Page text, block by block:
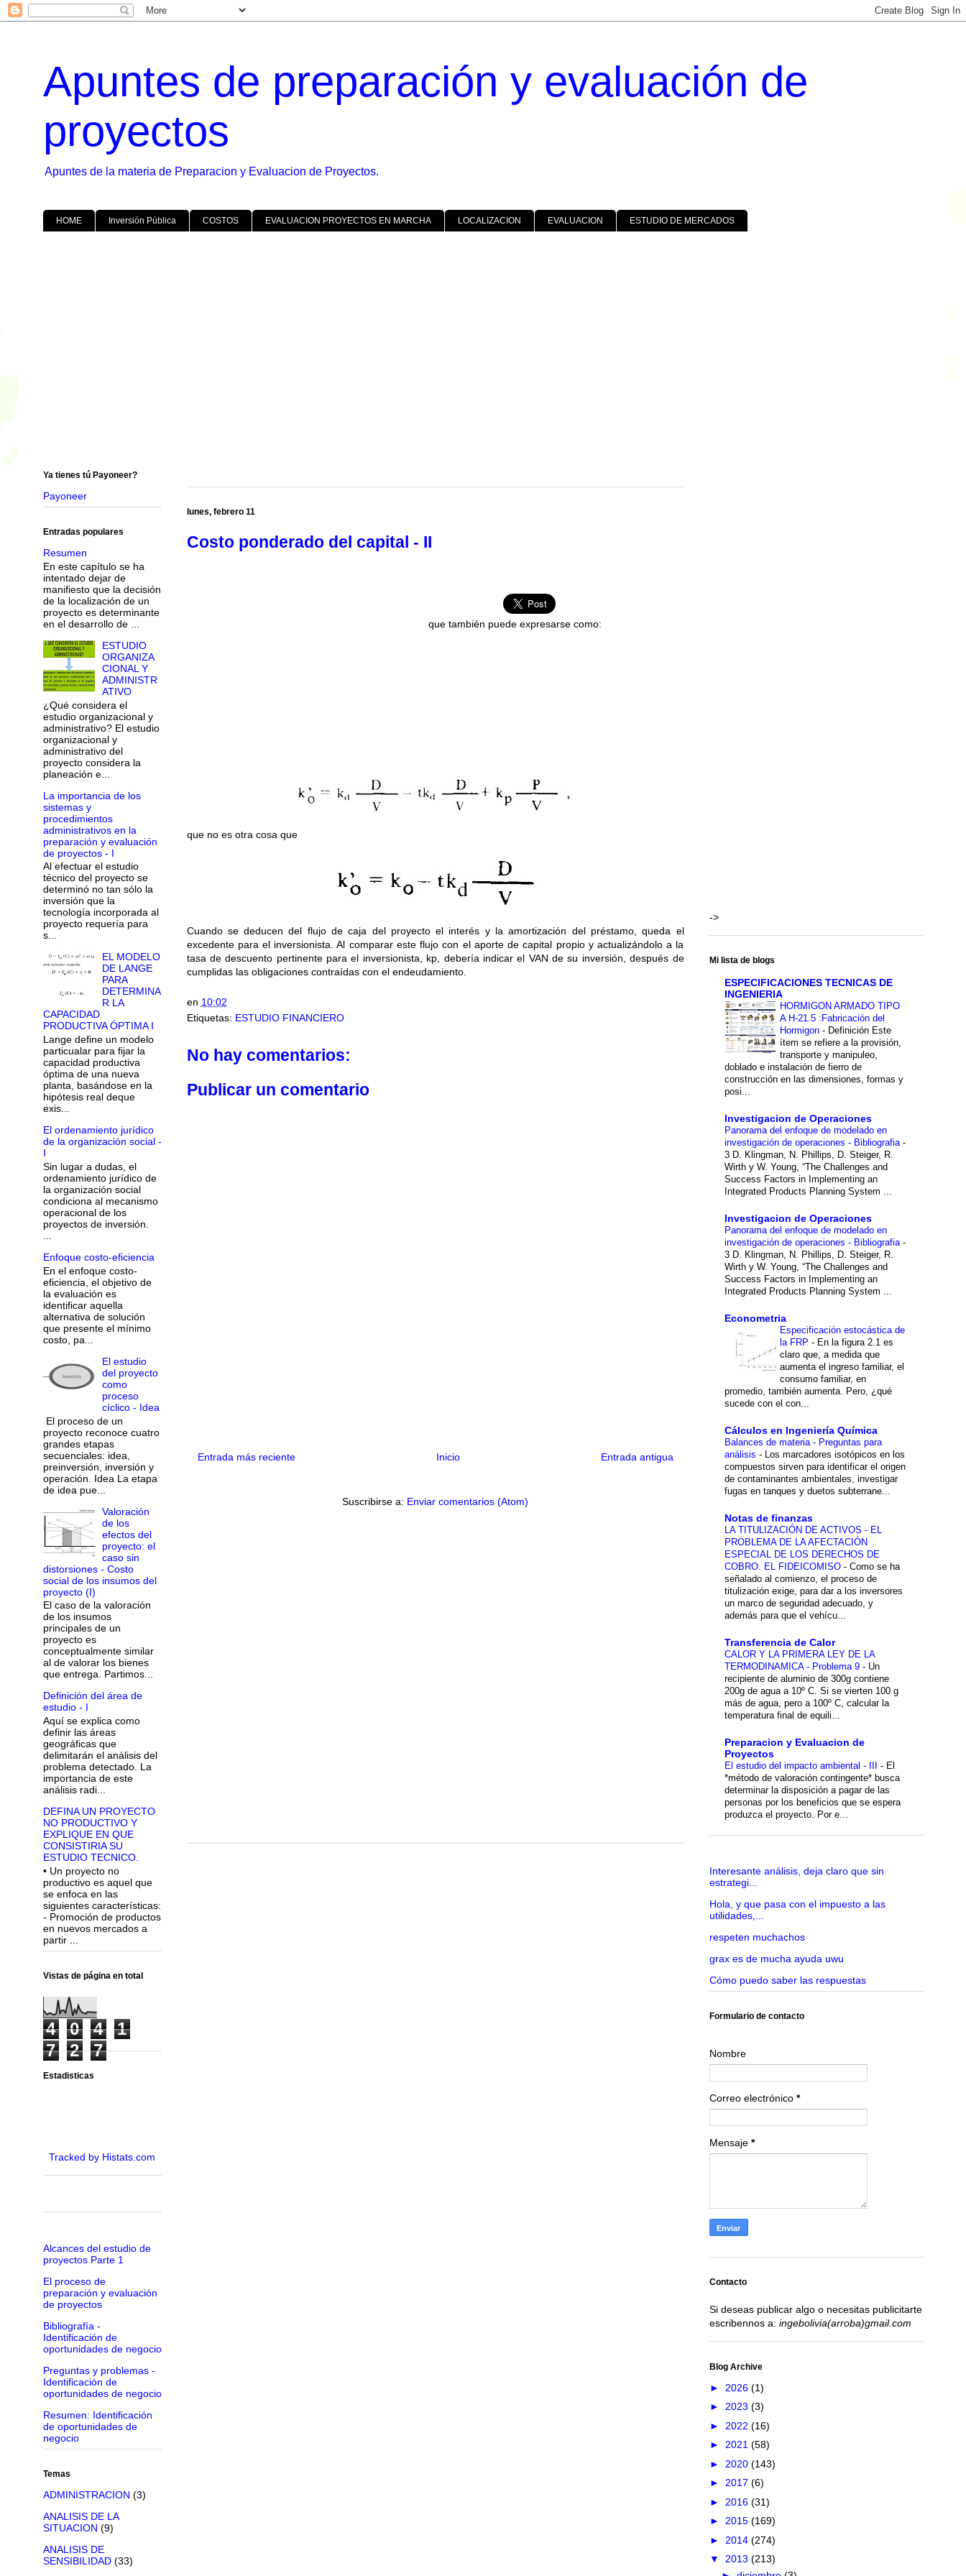
Apuntes de preparación y evaluación de
proyectos
Apuntes de la materia de Preparacion y Evaluacion de Proyectos.
HOME Inversión Pública COSTOS EVALUACION PROYECTOS EN MARCHA LOCALIZACION EVALUACION ESTUDIO DE MERCADOS
lunes, febrero 11
Costo ponderado del capital - II
que también puede expresarse como:
que no es otra cosa que
Cuando se deducen del flujo de caja del proyecto el interés y la amortización del préstamo, queda el
excedente para el inversionista. Al comparar este flujo con el aporte de capital propio y actualizándolo a la
tasa de descuento pertinente para el inversionista, kp, debería indicar el VAN de su inversión, después de
cumplidas las obligaciones contraídas con el endeudamiento.
en 10:02
Etiquetas: ESTUDIO FINANCIERO
No hay comentarios:
Publicar un comentario
Entrada más reciente Entrada antigua
Inicio
Suscribirse a: Enviar comentarios (Atom)
Ya tienes tú Payoneer?
Payoneer
Entradas populares
Resumen
En este capítulo se ha
intentado dejar de
manifiesto que la decisión
de la localización de un
proyecto es determinante
en el desarrollo de ...
ESTUDIO
ORGANIZA
CIONAL Y
ADMINISTR
ATIVO
¿Qué considera el
estudio organizacional y
administrativo? El estudio
organizacional y
administrativo del
proyecto considera la
planeación e...
La importancia de los
sistemas y
procedimientos
administrativos en la
preparación y evaluación
de proyectos - I
Al efectuar el estudio
técnico del proyecto se
determinó no tan sólo la
inversión que la
tecnología incorporada al
proyecto requería para
s...
EL MODELO
DE LANGE
PARA
DETERMINA
R LA
CAPACIDAD
PRODUCTIVA ÓPTIMA I
Lange define un modelo
particualar para fijar la
capacidad productiva
óptima de una nueva
planta, basándose en la
hipótesis real deque
exis...
El ordenamiento jurídico
de la organización social -
I
Sin lugar a dudas, el
ordenamiento jurídico de
la organización social
condiciona al mecanismo
operacional de los
proyectos de inversión.
Enfoque costo-eficiencia
En el enfoque costo-
eficiencia, el objetivo de
la evaluación es
identificar aquella
alternativa de solución
que presente el mínimo
costo, pa...
El estudio
del proyecto
como
proceso
cíclico - Idea
El proceso de un
proyecto reconoce cuatro
grandes etapas
secuenciales: idea,
preinversión, inversión y
operación. Idea La etapa
de idea pue...
Valoración
de los
efectos del
proyecto: el
caso sin
distorsiones - Costo
social de los insumos del
proyecto (I)
El caso de la valoración
de los insumos
principales de un
proyecto es
conceptualmente similar
al de valorar los bienes
que entrega. Partimos...
Definición del área de
estudio - I
Aquí se explica como
definir las áreas
geográficas que
delimitarán el análisis del
problema detectado. La
importancia de este
análisis radi...
DEFINA UN PROYECTO
NO PRODUCTIVO Y
EXPLIQUE EN QUE
CONSISTIRIA SU
ESTUDIO TECNICO.
• Un proyecto no
productivo es aquel que
se enfoca en las
siguientes características:
- Promoción de productos
en nuevos mercados a
partir ...
Vistas de página en total
4 0 4
1
7
2 7
Estadisticas
Tracked by Histats.com
Alcances del estudio de
proyectos Parte 1
El proceso de
preparación y evaluación
de proyectos
Bibliografía -
Identificación de
oportunidades de negocio
Preguntas y problemas -
Identificación de
oportunidades de negocio
Resumen: Identificación
de oportunidades de
negocio
Temas
ADMINISTRACION (3)
ANALISIS DE LA
SITUACION (9)
ANALISIS DE
SENSIBILIDAD (33)
->
Mi lista de blogs
ESPECIFICACIONES TECNICAS DE
INGENIERIA
HORMIGON ARMADO TIPO
A H-21.5 :Fabricación del
Hormigon - Definición Este
ítem se refiere a la provisión,
transporte y manipuleo,
doblado e instalación de fierro de
construcción en las dimensiones, formas y
posi...
Investigacion de Operaciones
Panorama del enfoque de modelado en
investigación de operaciones - Bibliografia -
3 D. Klingman, N. Phillips, D. Steiger, R.
Wirth y W. Young, “The Challenges and
Success Factors in Implementing an
Integrated Products Planning System ...
Investigacion de Operaciones
Panorama del enfoque de modelado en
investigación de operaciones - Bibliografia -
3 D. Klingman, N. Phillips, D. Steiger, R.
Wirth y W. Young, “The Challenges and
Success Factors in Implementing an
Integrated Products Planning System ...
Econometria
Especificación estocástica de
la FRP - En la figura 2.1 es
claro que, a medida que
aumenta el ingreso familiar, el
consumo familiar, en
promedio, también aumenta. Pero, ¿qué
sucede con el con...
Cálculos en Ingeniería Química
Balances de materia - Preguntas para
análisis -
Los marcadores isotópicos en los
compuestos sirven para identificar el origen
de contaminantes ambientales, investigar
fugas en tanques y duetos subterrane...
Notas de finanzas
LA TITULIZACIÓN DE ACTIVOS - EL
PROBLEMA DE LA AFECTACIÓN
ESPECIAL DE LOS DERECHOS DE
COBRO. EL FIDEICOMISO - Como se ha
señalado al comienzo, el proceso de
titulización exige, para dar a los inversores
un marco de seguridad adecuado, y
además para que el vehícu...
Transferencia de Calor
CALOR Y LA PRIMERA LEY DE LA
TERMODINAMICA - Problema 9 - Un
recipiente de aluminio de 300g contiene
200g de agua a 10º C. Si se vierten 100 g
más de agua, pero a 100º C, calcular la
temperatura final de equili...
Preparacion y Evaluacion de
Proyectos
El estudio del impacto ambiental - III - El
*método de valoración contingente* busca
determinar la disposición a pagar de las
personas por los beneficios que se espera
produzca el proyecto. Por e...
Interesante análisis, deja claro que sin
estrategi...
Hola, y que pasa con el impuesto a las
utilidades,...
respeten muchachos
grax es de mucha ayuda uwu
Cómo puedo saber las respuestas
Formulario de contacto
Nombre
Correo electrónico *
Mensaje *
Contacto
Si deseas publicar algo o necesitas publicitarte
escribennos a: ingebolivia(arroba)gmail.com
Blog Archive
► 2026 (1)
► 2023 (3)
► 2022 (16)
► 2021 (58)
► 2020 (143)
► 2017 (6)
► 2016 (31)
► 2015 (169)
► 2014 (274)
▼ 2013 (213)